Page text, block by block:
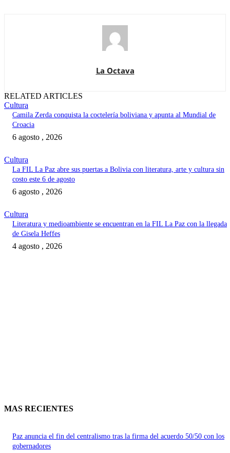
La Octava
RELATED ARTICLES
Cultura
Camila Zerda conquista la coctelería boliviana y apunta al Mundial de
Croacia
6 agosto , 2026
Cultura
La FIL La Paz abre sus puertas a Bolivia con literatura, arte y cultura sin
costo este 6 de agosto
6 agosto , 2026
Cultura
Literatura y medioambiente se encuentran en la FIL La Paz con la llegada
de Gisela Heffes
4 agosto , 2026
MAS RECIENTES
Paz anuncia el fin del centralismo tras la firma del acuerdo 50/50 con los
gobernadores